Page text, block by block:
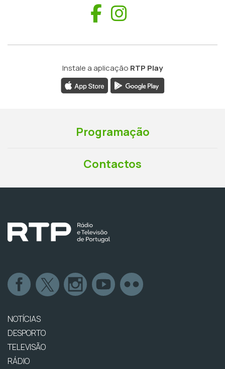
Facebook
Instale a aplicação RTP Play
Programação
Contactos
NOTÍCIAS
DESPORTO
TELEVISÃO
RÁDIO